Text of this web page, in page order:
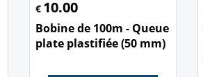
€ 10.00
Bobine de 100m - Queue
plate plastifiée (50 mm)